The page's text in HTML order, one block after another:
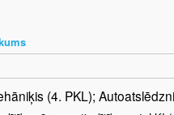
(4. PKL);